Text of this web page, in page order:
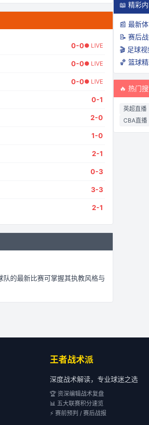
0-0● LIVE
0-0● LIVE
0-0● LIVE
0-1
2-0
1-0
2-1
0-3
3-3
2-1
队的最新比赛可掌握其执教风格与
📖 精彩
📰 最新
📝 赛后
🎬 足球
🏀 篮球
🔥 热门
英超直播
CBA直播
王者战术派
深度战术解读，专业球迷之选
🏆 资深编辑战术复盘
📊 五大联赛积分速览
⚡ 赛前预判 / 赛后战报